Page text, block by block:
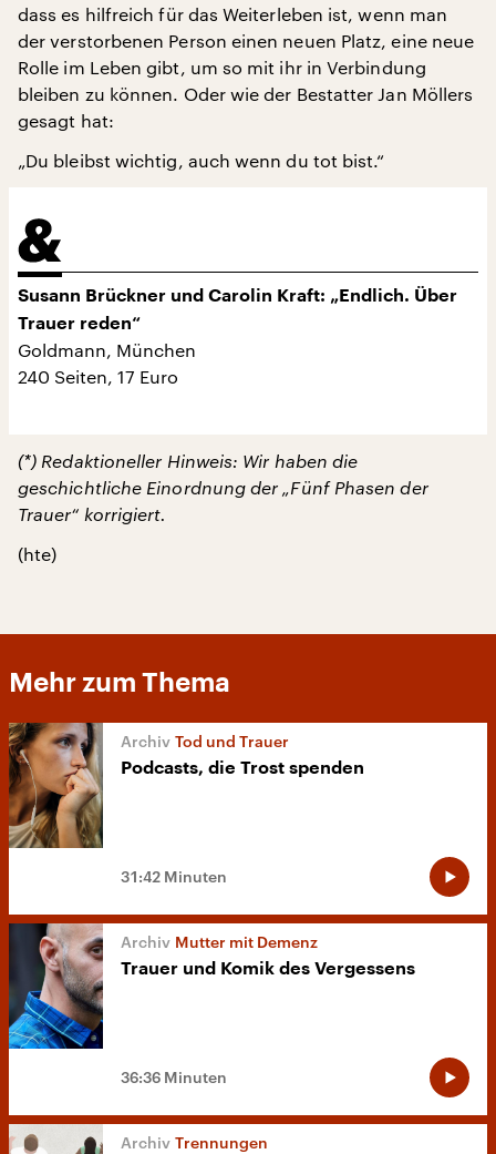
dass es hilfreich für das Weiterleben ist, wenn man
der verstorbenen Person einen neuen Platz, eine neue
Rolle im Leben gibt, um so mit ihr in Verbindung
bleiben zu können. Oder wie der Bestatter Jan Möllers
gesagt hat:
„Du bleibst wichtig, auch wenn du tot bist.“
Susann Brückner und Carolin Kraft: „Endlich. Über
Trauer reden“
Goldmann, München
240 Seiten, 17 Euro
(*) Redaktioneller Hinweis: Wir haben die
geschichtliche Einordnung der „Fünf Phasen der
Trauer“ korrigiert.
(hte)
Mehr zum Thema
Tod und Trauer
Podcasts, die Trost spenden
31:42 Minuten
Mutter mit Demenz
Trauer und Komik des Vergessens
36:36 Minuten
Trennungen